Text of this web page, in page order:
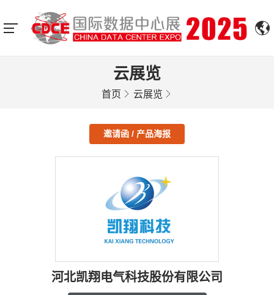
云展览
首页 云展览
邀请函 / 产品海报
河北凯翔电气科技股份有限公司